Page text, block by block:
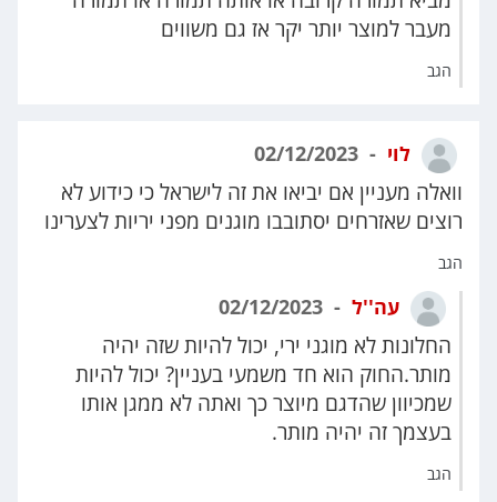
מעבר למוצר יותר יקר אז גם משווים
הגב
לוי
וואלה מעניין אם יביאו את זה לישראל כי כידוע לא
רוצים שאזרחים יסתובבו מוגנים מפני יריות לצערינו
הגב
עה''ל
החלונות לא מוגני ירי, יכול להיות שזה יהיה
מותר.החוק הוא חד משמעי בעניין? יכול להיות
שמכיוון שהדגם מיוצר כך ואתה לא ממגן אותו
בעצמך זה יהיה מותר.
הגב